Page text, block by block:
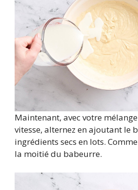
Maintenant, avec votre
vitesse, alternez en ajoutant le
ingrédients secs en lots.
la moitié du babeurre.